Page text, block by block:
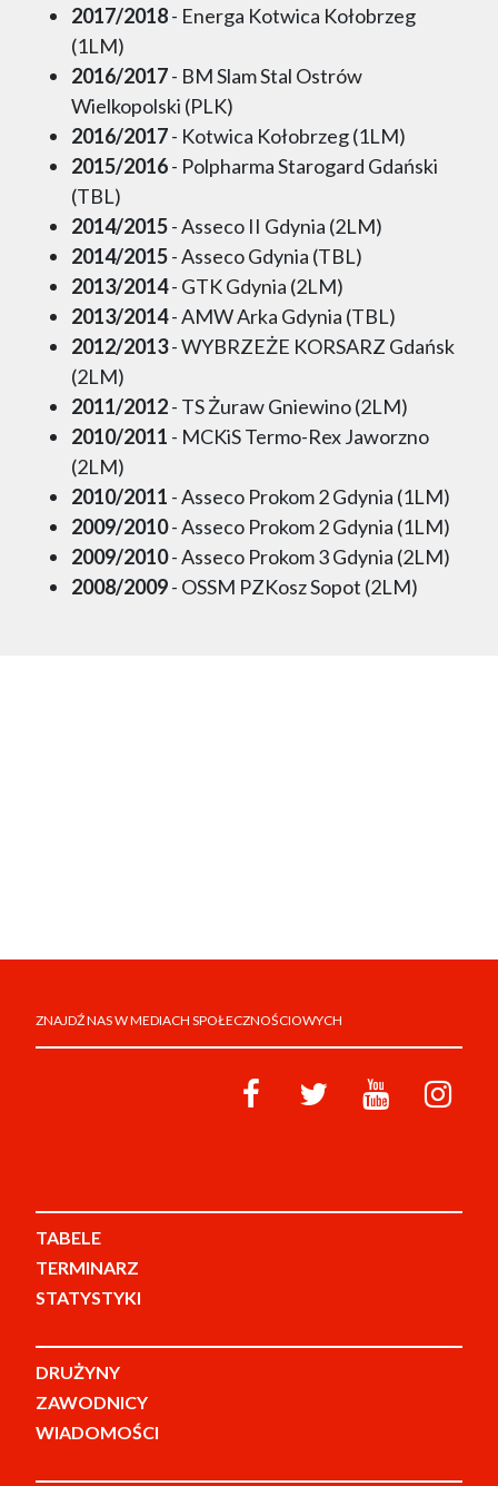
2017/2018- Energa Kotwica Kołobrzeg
(1LM)
2016/2017- BM Slam Stal Ostrów
Wielkopolski (PLK)
2016/2017- Kotwica Kołobrzeg (1LM)
2015/2016- Polpharma Starogard Gdański
(TBL)
2014/2015- Asseco II Gdynia (2LM)
2014/2015- Asseco Gdynia (TBL)
2013/2014- GTK Gdynia (2LM)
2013/2014- AMW Arka Gdynia (TBL)
2012/2013- WYBRZEŻE KORSARZ Gdańsk
(2LM)
2011/2012- TS Żuraw Gniewino (2LM)
2010/2011 - MCKiS Termo-Rex Jaworzno
(2LM)
2010/2011 - Asseco Prokom 2 Gdynia (1LM)
2009/2010- Asseco Prokom 2 Gdynia (1LM)
2009/2010- Asseco Prokom 3 Gdynia (2LM)
2008/2009- OSSM PZKosz Sopot (2LM)
ZNAJDŹ NAS W MEDIACH SPOŁECZNOŚCIOWYCH
TABELE
TERMINARZ
STATYSTYKI
DRUŻYNY
ZAWODNICY
WIADOMOŚCI